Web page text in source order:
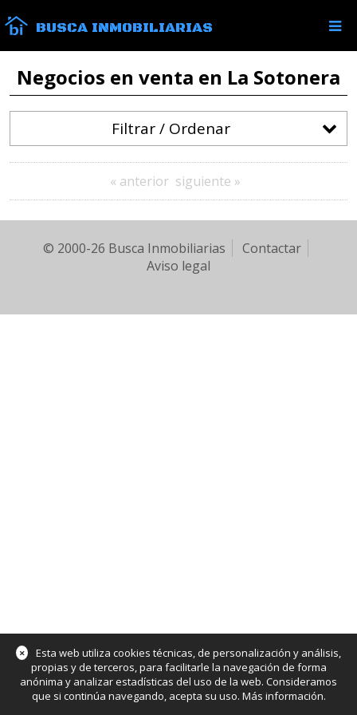
BUSCA INMOBILIARIAS
Negocios en venta en La Sotonera
Filtrar / Ordenar
« anterior siguiente »
© 2000-26 Busca Inmobiliarias
Contactar
Aviso legal
×
Esta web utiliza cookies técnicas, de personalización y análisis,
propias y de terceros, para facilitarle la navegación de forma
anónima y analizar estadísticas del uso de la web. Consideramos
que si continúa navegando, acepta su uso. Más información.